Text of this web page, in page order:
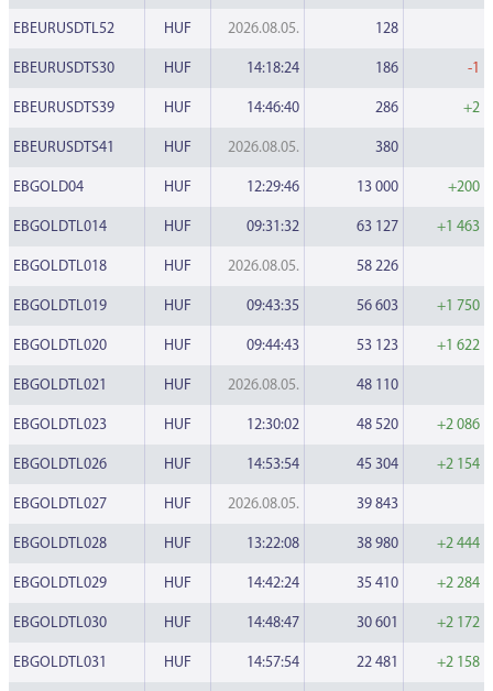
EBEURUSDTL52 HUF 2026.08.05. 128
EBEURUSDTS30 HUF 14:18:24 186 -1
EBEURUSDTS39 HUF 14:46:40 286 +2
EBEURUSDTS41 HUF 2026.08.05. 380
EBGOLD04 HUF 12:29:46 13 000 +200
EBGOLDTL014 HUF 09:31:32 63 127 +1 463
EBGOLDTL018 HUF 2026.08.05. 58 226
EBGOLDTL019 HUF 09:43:35 56 603 +1 750
EBGOLDTL020 HUF 09:44:43 53 123 +1 622
EBGOLDTL021 HUF 2026.08.05. 48 110
EBGOLDTL023 HUF 12:30:02 48 520 +2 086
EBGOLDTL026 HUF 14:53:54 45 304 +2 154
EBGOLDTL027 HUF 2026.08.05. 39 843
EBGOLDTL028 HUF 13:22:08 38 980 +2 444
EBGOLDTL029 HUF 14:42:24 35 410 +2 284
EBGOLDTL030 HUF 14:48:47 30 601 +2 172
EBGOLDTL031 HUF 14:57:54 22 481 +2 158